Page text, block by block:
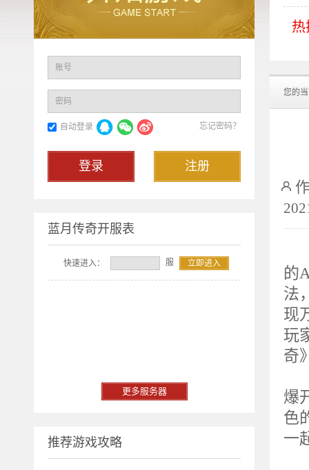
热
您的
的
法
现
玩
奇
爆
色
一
账号
密码
忘记密码？
自动登录
注册
登录
蓝月传奇开服表
快速进入： 服 立即进入
更多服务器
推荐游戏攻略